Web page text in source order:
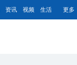
资讯 视频 生活 更多